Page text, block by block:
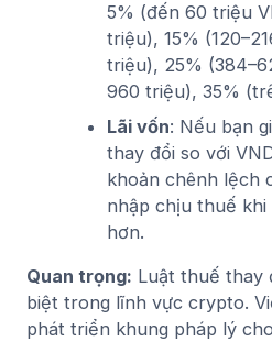
5% (đến 60 triệu
triệu), 15%
triệu), 25%
960 triệu), 35%
Lãi vốn: Nếu bạn
thay đổi so với
khoản chênh lệch
nhập chịu thuế
hơn.
Quan trọng: Luật thuế thay
biệt trong lĩnh vực crypto.
phát triển khung pháp lý